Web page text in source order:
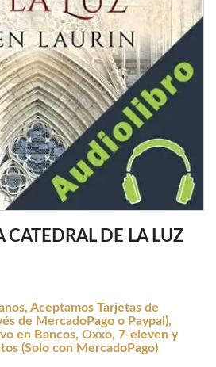
DE LA LUZ
Aceptamos Tarjetas de
de MercadoPago o Paypal),
en Bancos, Oxxo, 7-eleven y
(Solo con MercadoPago)